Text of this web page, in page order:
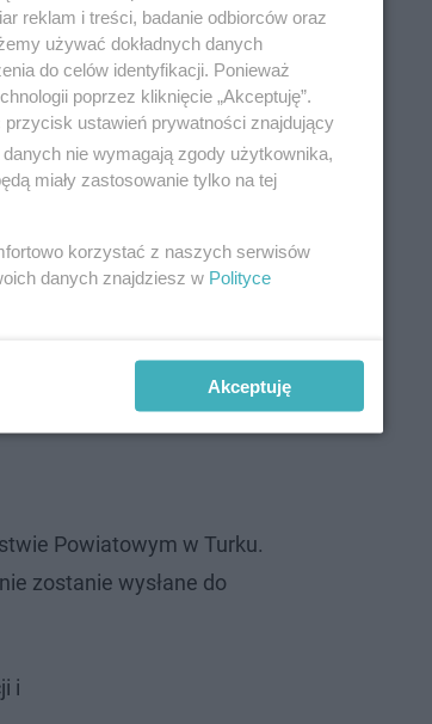
Powiatowym w Turku.
zostanie wysłane do
i
reklam i treści, badanie odbiorców oraz
używać dokładnych danych
do celów identyfikacji. Ponieważ
poprzez kliknięcie „Akceptuję”.
ustawień prywatności znajdujący
nie wymagają zgody użytkownika,
miały zastosowanie tylko na tej
korzystać z naszych serwisów
danych znajdziesz w Polityce
Akceptuję